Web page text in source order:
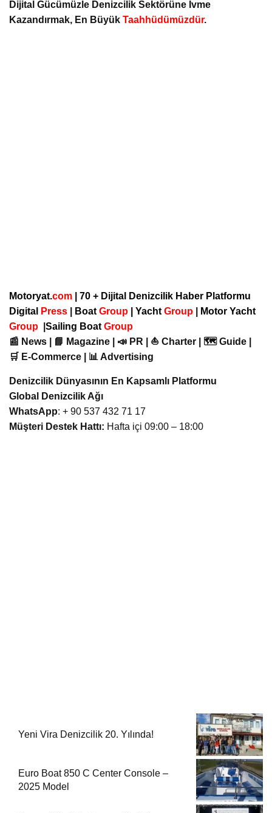
Dijital Gücümüzle Denizcilik Sektörüne Ivme
Kazandırmak, En Büyük Taahhüdümüzdür.
Motoryat.com | 70 + Dijital Denizcilik Haber Platformu
Digital
Press Boat Group Yacht Group
Motor Yacht
Group
Sailing Boat Group
📰 News | 📘 Magazine | 📣 PR | ⛵ Charter | 🗺️ Guide |
🛒 E-Commerce | 📊 Advertising
Denizcilik Dünyasının En Kapsamlı Platformu
Global Denizcilik Ağı
WhatsApp: + 90 537 432 71 17
Müşteri Destek Hattı: Hafta içi 09:00 – 18:00
Yeni Vira Denizcilik 20. Yılında!
Euro Boat 850 C Center Console –
2025 Model